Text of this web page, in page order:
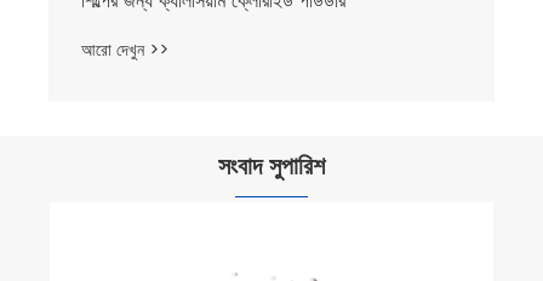
আরো দেখুন >>
সংবাদ সুপারিশ